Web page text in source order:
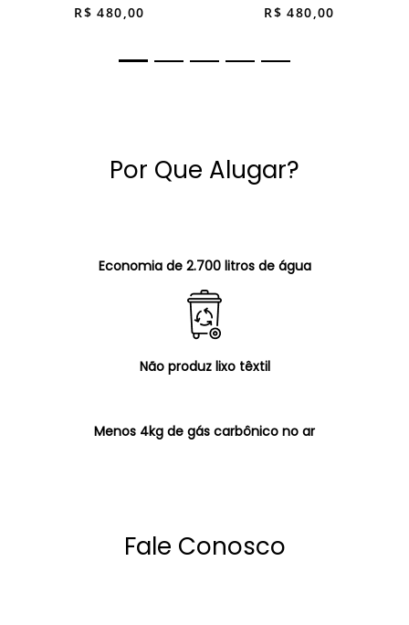
R$ 480,00 R$ 480,00
Por Que Alugar?
Economia de 2.700 litros de água
Não produz lixo têxtil
Menos 4kg de gás carbônico no ar
Fale Conosco